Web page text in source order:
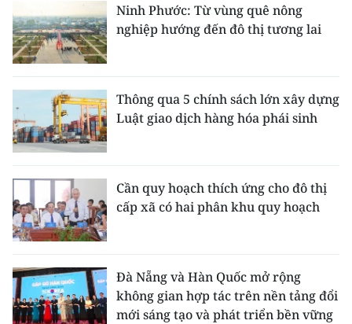
Ninh Phước: Từ vùng quê nông
nghiệp hướng đến đô thị tương lai
Thông qua 5 chính sách lớn xây dựng
Luật giao dịch hàng hóa phái sinh
Cần quy hoạch thích ứng cho đô thị
cấp xã có hai phân khu quy hoạch
Đà Nẵng và Hàn Quốc mở rộng
không gian hợp tác trên nền tảng đổi
mới sáng tạo và phát triển bền vững